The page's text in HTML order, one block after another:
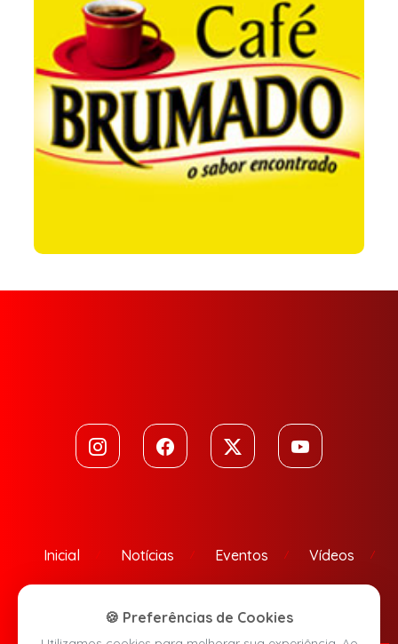
Inicial Notícias Eventos Vídeos
🍪 Preferências de Cookies